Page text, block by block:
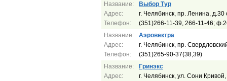
Название:
Адрес:
Телефон:
Выбор Тур
г. Челябинск, пр. Ленина,
(351)266-11-39, 266-11-46;
Название:
Адрес:
Телефон:
Аэровектра
г. Челябинск, пр.
(351)265-90-37(38,39)
Название:
Адрес:
Гринэкс
г. Челябинск, ул. Сони